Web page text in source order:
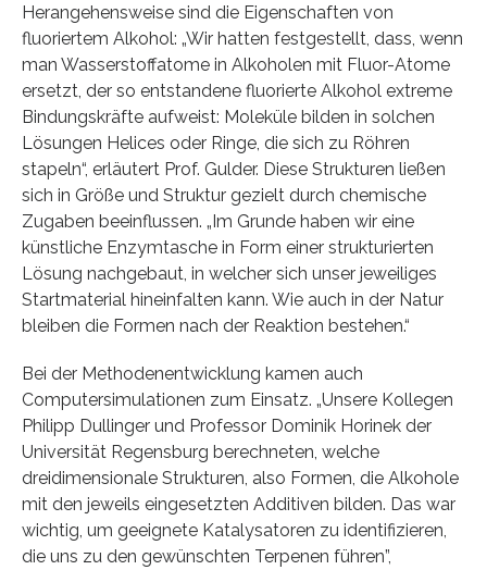
Herangehensweise sind die Eigenschaften von
fluoriertem Alkohol: „Wir hatten festgestellt, dass, wenn
man Wasserstoffatome in Alkoholen mit Fluor-Atome
ersetzt, der so entstandene fluorierte Alkohol extreme
Bindungskräfte aufweist: Moleküle bilden in solchen
Lösungen Helices oder Ringe, die sich zu Röhren
stapeln“, erläutert Prof. Gulder. Diese Strukturen ließen
sich in Größe und Struktur gezielt durch chemische
Zugaben beeinflussen. „Im Grunde haben wir eine
künstliche Enzymtasche in Form einer strukturierten
Lösung nachgebaut, in welcher sich unser jeweiliges
Startmaterial hineinfalten kann. Wie auch in der Natur
bleiben die Formen nach der Reaktion bestehen.“
Bei der Methodenentwicklung kamen auch
Computersimulationen zum Einsatz. „Unsere Kollegen
Philipp Dullinger und Professor Dominik Horinek der
Universität Regensburg berechneten, welche
dreidimensionale Strukturen, also Formen, die Alkohole
mit den jeweils eingesetzten Additiven bilden. Das war
wichtig, um geeignete Katalysatoren zu identifizieren,
die uns zu den gewünschten Terpenen führen”,